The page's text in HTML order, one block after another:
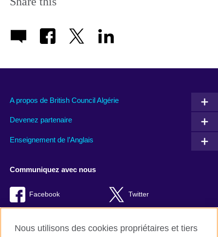
A propos de British Council Algérie
Devenez partenaire
Enseignement de l’Anglais
Communiquez avec nous
Facebook Twitter
Nous utilisons des cookies propriétaires et tiers